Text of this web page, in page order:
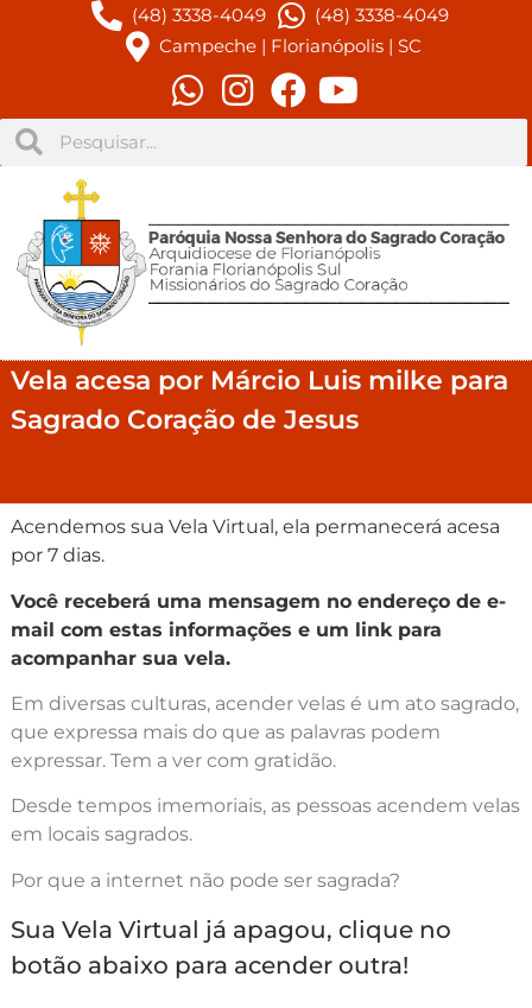
(48) 3338-4049
(48) 3338-4049
Campeche | Florianópolis | SC
Vela acesa por Márcio Luis milke para
Sagrado Coração de Jesus
Acendemos sua Vela Virtual, ela permanecerá acesa
por 7 dias.
Você receberá uma mensagem no endereço de e-
mail com estas informações e um link para
acompanhar sua vela.
Em diversas culturas, acender velas é um ato sagrado,
que expressa mais do que as palavras podem
expressar. Tem a ver com gratidão.
Desde tempos imemoriais, as pessoas acendem velas
em locais sagrados.
Por que a internet não pode ser sagrada?
Sua Vela Virtual já apagou, clique no
botão abaixo para acender outra!